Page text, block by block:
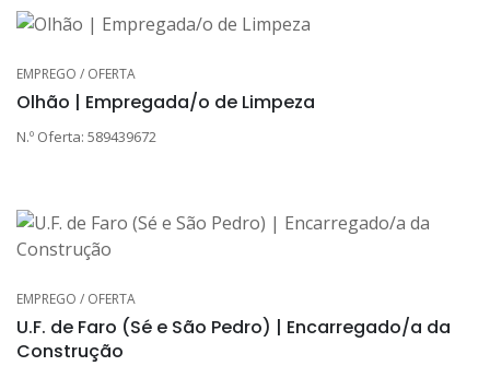
EMPREGO / OFERTA
Olhão | Empregada/o de Limpeza
N.º Oferta: 589439672
EMPREGO / OFERTA
U.F. de Faro (Sé e São Pedro) | Encarregado/a da
Construção